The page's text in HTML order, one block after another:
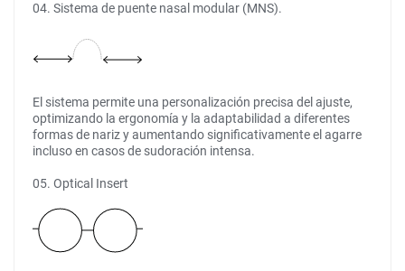
04. Sistema de puente nasal modular (MNS).
El sistema permite una personalización precisa del ajuste,
optimizando la ergonomía y la adaptabilidad a diferentes
formas de nariz y aumentando significativamente el agarre
incluso en casos de sudoración intensa.
05. Optical Insert